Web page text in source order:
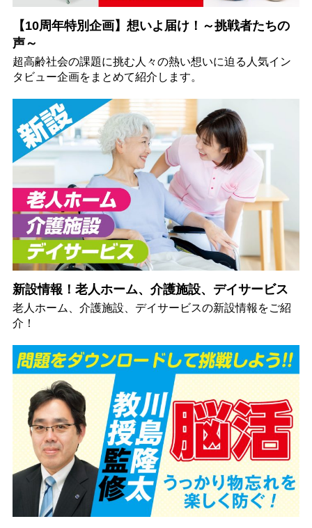
【10周年特別企画】想いよ届け！～挑戦者たちの
声～
超高齢社会の課題に挑む人々の熱い想いに迫る人気イン
タビュー企画をまとめて紹介します。
新設情報！老人ホーム、介護施設、デイサービス
老人ホーム、介護施設、デイサービスの新設情報をご紹
介！